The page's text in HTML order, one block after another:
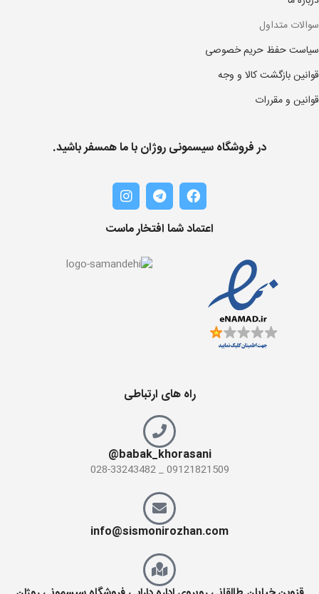
سوالات متداول
سیاست حفظ حریم خصوصی
قوانین بازگشت کالا و وجه
قوانین و مقررات
در فروشگاه سیسمونی روژان با ما همسفر باشید.
اعتماد شما افتخار ماست
راه های ارتباطی
babak_khorasani@
09121821509 _ 028-33243482
info@sismonirozhan.com